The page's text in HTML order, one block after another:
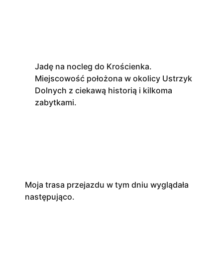
Jadę na nocleg do Krościenka.
Miejscowość położona w okolicy Ustrzyk
Dolnych z ciekawą historią i kilkoma
zabytkami.
Moja trasa przejazdu w tym dniu wyglądała
następująco.